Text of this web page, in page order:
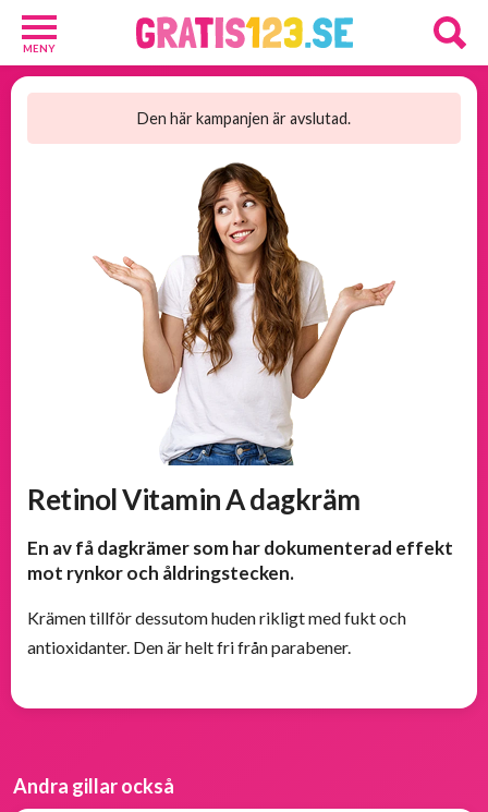
MENY
Den här kampanjen är avslutad.
Retinol Vitamin A dagkräm
En av få dagkrämer som har dokumenterad effekt
mot rynkor och åldringstecken.
Krämen tillför dessutom huden rikligt med fukt och
antioxidanter. Den är helt fri från parabener.
Andra gillar också
Barn
Rakhyvlar
Populära
produkter
Nya
produkter